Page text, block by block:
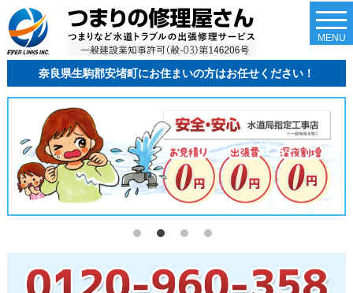
奈良県生駒郡安堵町にお住まいの方はお任せください！
MENU